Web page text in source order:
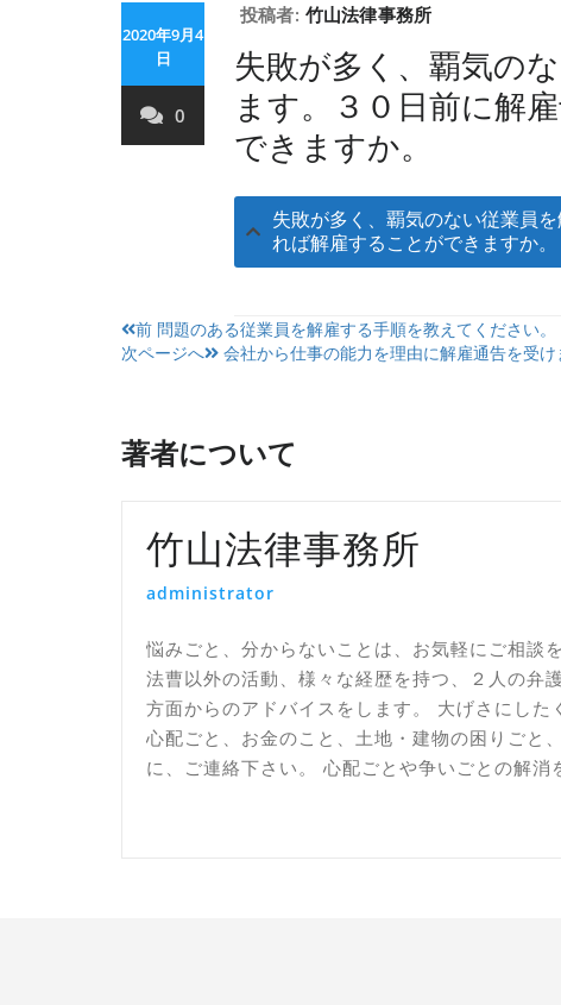
2020年9月4
日
0
投稿者: 竹山法律事務所
失敗が多く、覇気の
ます。３０日前に解
できますか。
失敗が多く、覇気のない従業員
れば解雇することができますか。
投
稿
ビ
ー
シ
ョ
ン
前 問題のある従業員を解雇する手順を教えてください。
次ページへ
会社から仕事の能力を理由に解雇通告を受け
著者について
竹山法律事務所
administrator
悩みごと、分からないことは、お気軽にご相談
法曹以外の活動、様々な経歴を持つ、２人の弁
方面からのアドバイスをします。 大げさにし
心配ごと、お金のこと、土地・建物の困りごと
に、ご連絡下さい。 心配ごとや争いごとの解消